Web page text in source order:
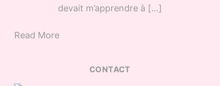
devait m’apprendre à […]
Read More
CONTACT